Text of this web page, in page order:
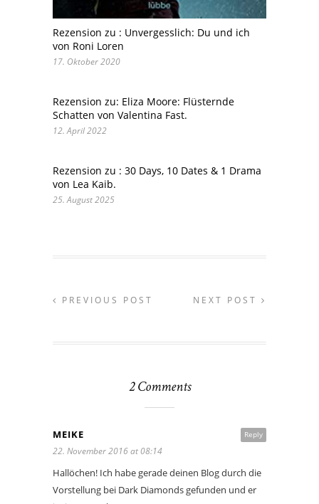
Rezension zu : Unvergesslich: Du und ich
von Roni Loren
17. Oktober 2020
Rezension zu: Eliza Moore: Flüsternde
Schatten von Valentina Fast.
12. April 2022
Rezension zu : 30 Days, 10 Dates & 1 Drama
von Lea Kaib.
25. August 2025
PREVIOUS POST NEXT POST
2 Comments
Reply
MEIKE
22. November 2016 at 08:14
Hallöchen! Ich habe gerade deinen Blog durch die
Vorstellung bei Dark Diamonds gefunden und er